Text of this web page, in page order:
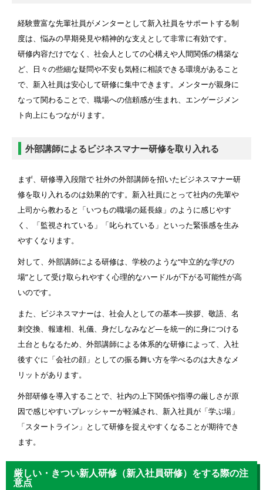
経験豊富な先輩社員がメンターとして新入社員をサポートする制
度は、悩みの早期発見や精神的な支えとして非常に有効です。
研修内容だけでなく、社会人としての心構えや人間関係の構築な
ど、日々の些細な疑問や不安も気軽に相談できる環境があること
で、新入社員は安心して研修に集中できます。メンターが親身に
なって関わることで、職場への信頼感が生まれ、エンゲージメン
ト向上にもつながります。
外部講師によるビジネスマナー研修を取り入れる
まず、研修導入段階で 社外の外部講師を招いたビジネスマナー研
修を取り入れるのは効果的です。新入社員にとって社内の先輩や
上司から教わると「いつもの職場の延長線」のように感じやす
く、「監視されている」「叱られている」といった緊張感を生み
やすくなります。
対して、外部講師による研修は、学校のような“中立的な学びの
場”として受け取られやすく心理的なハードルが下がる可能性が高
いのです。
また、ビジネスマナーは、社会人としての基本—挨拶、敬語、名
刺交換、報連相、礼儀、身だしなみなど—を統一的に身につける
土台ともなるため、外部講師による体系的な研修によって、入社
後すぐに「会社の顔」としての振る舞い方を学べるのは大きなメ
リットがあります。
外部研修を導入することで、社内の上下関係や指導の厳しさが原
因で感じやすいプレッシャーが軽減され、新入社員が「学ぶ場」
「スタートライン」として研修を捉えやすくなることが期待でき
ます。
厳しい・きつい新人研修（新入社員研修）をする際の注
意点